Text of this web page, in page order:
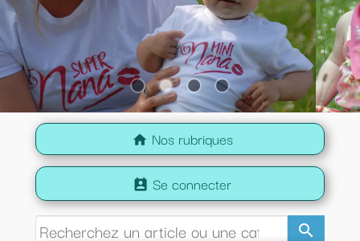
home Nos rubriques
search
perm_contact_calendar Se connecter